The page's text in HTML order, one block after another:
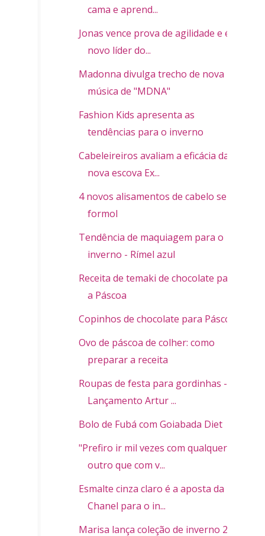
cama e aprend...
Jonas vence prova de agilidade e é o
novo líder do...
Madonna divulga trecho de nova
música de "MDNA"
Fashion Kids apresenta as
tendências para o inverno
Cabeleireiros avaliam a eficácia da
nova escova Ex...
4 novos alisamentos de cabelo sem
formol
Tendência de maquiagem para o
inverno - Rímel azul
Receita de temaki de chocolate para
a Páscoa
Copinhos de chocolate para Páscoa
Ovo de páscoa de colher: como
preparar a receita
Roupas de festa para gordinhas -
Lançamento Artur ...
Bolo de Fubá com Goiabada Diet
"Prefiro ir mil vezes com qualquer
outro que com v...
Esmalte cinza claro é a aposta da
Chanel para o in...
Marisa lança coleção de inverno 2012